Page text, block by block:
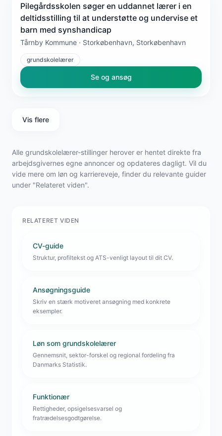
Pilegårdsskolen søger en uddannet lærer i en
deltidsstilling til at understøtte og undervise et
barn med synshandicap
Tårnby Kommune · Storkøbenhavn, Storkøbenhavn
grundskolelærer
Se og ansøg
Vis flere
Alle grundskolelærer-stillinger herover er hentet direkte fra
arbejdsgivernes egne annoncer og opdateres dagligt. Vil du
vide mere om løn og karriereveje, finder du relevante guider
under "Relateret viden".
RELATERET VIDEN
CV-guide
Struktur, profiltekst og ATS-venligt layout til dit CV.
Ansøgningsguide
Skriv en stærk motiveret ansøgning med konkrete
eksempler.
Løn som grundskolelærer
Gennemsnit, sektor-forskel og regional fordeling fra
Danmarks Statistik.
Funktionær
Rettigheder, opsigelsesvarsel og
fratrædelsesgodtgørelse.